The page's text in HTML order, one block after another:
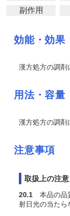
副作用
効能・効果
漢方処方の調剤
用法・容量
漢方処方の調剤
注意事項
取扱上の注意
20.1 本品の品
射日光の当たら